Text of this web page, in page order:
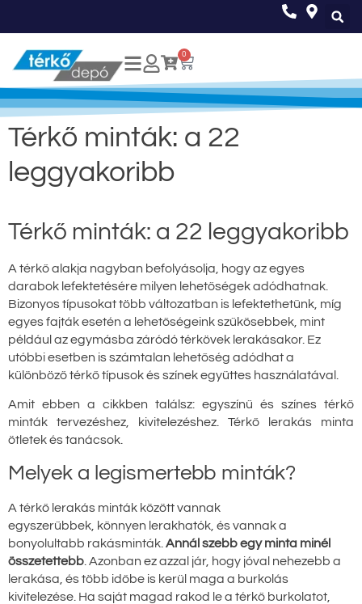
0
Térkő minták: a 22
leggyakoribb
Térkő minták: a 22 leggyakoribb
A térkő alakja nagyban befolyásolja, hogy az egyes
darabok lefektetésére milyen lehetőségek adódhatnak.
Bizonyos típusokat több változatban is lefektethetünk, míg
egyes fajták esetén a lehetőségeink szűkösebbek, mint
például az egymásba záródó térkövek lerakásakor. Ez
utóbbi esetben is számtalan lehetőség adódhat a
különböző térkő típusok és színek együttes használatával.
Amit ebben a cikkben találsz: egyszínű és színes térkő
minták tervezéshez, kivitelezéshez. Térkő lerakás minta
ötletek és tanácsok.
Melyek a legismertebb minták?
A térkő lerakás minták között vannak
egyszerűbbek, könnyen lerakhatók, és vannak a
bonyolultabb rakásminták. Annál szebb egy minta minél
összetettebb . Azonban ez azzal jár, hogy jóval nehezebb a
lerakása, és több időbe is kerül maga a burkolás
kivitelezése. Ha saját magad rakod le a térkő burkolatot,